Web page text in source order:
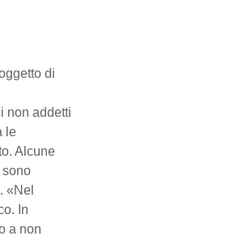
di
non addetti
le
Alcune
sono
«Nel
In
a non